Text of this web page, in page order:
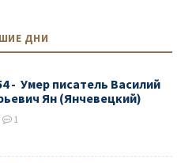
ДНИ
- Умер писатель Василий
Ян (Янчевецкий)
1